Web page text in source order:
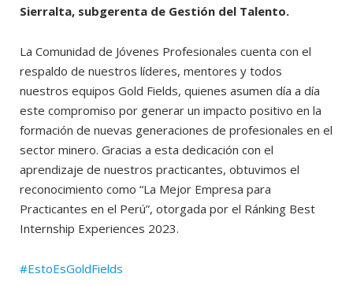
Sierralta, subgerenta de Gestión del Talento.
La Comunidad de Jóvenes Profesionales cuenta con el
respaldo de nuestros líderes, mentores y todos
nuestros equipos Gold Fields, quienes asumen día a día
este compromiso por generar un impacto positivo en la
formación de nuevas generaciones de profesionales en el
sector minero. Gracias a esta dedicación con el
aprendizaje de nuestros practicantes, obtuvimos el
reconocimiento como “La Mejor Empresa para
Practicantes en el Perú”, otorgada por el Ránking Best
Internship Experiences 2023.
#EstoEsGoldFields